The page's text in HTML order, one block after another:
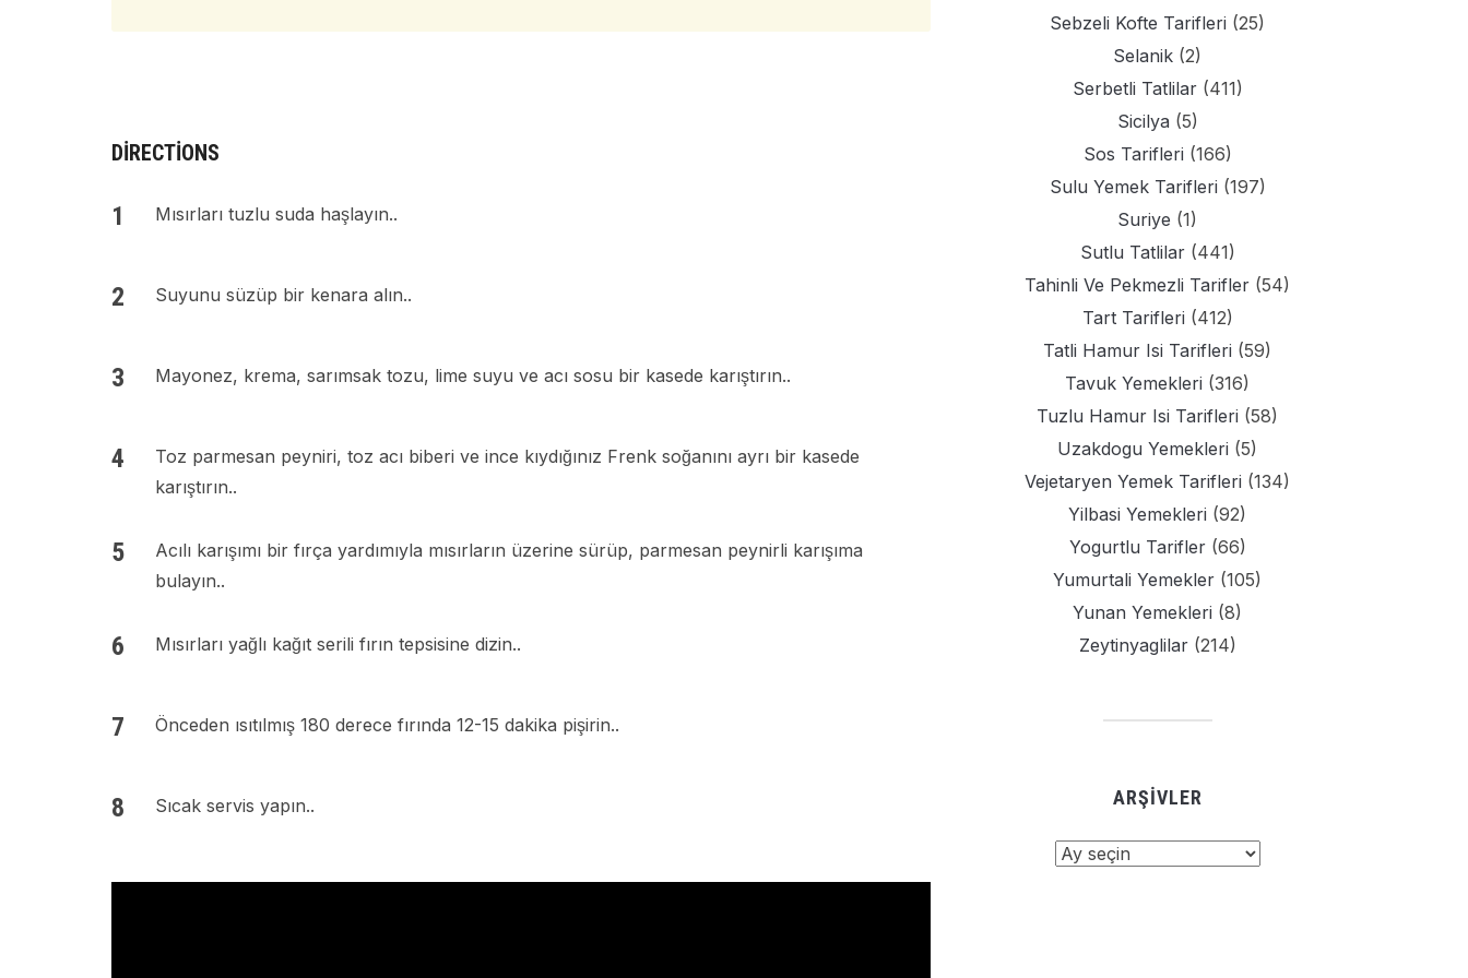
DIRECTIONS
Mısırları tuzlu suda haşlayın..
Suyunu süzüp bir kenara alın..
Mayonez, krema, sarımsak tozu, lime suyu ve acı sosu bir kasede karıştırın..
Toz parmesan peyniri, toz acı biberi ve ince kıydığınız Frenk soğanını ayrı bir kasede
karıştırın..
Acılı karışımı bir fırça yardımıyla mısırların üzerine sürüp, parmesan peynirli karışıma
bulayın..
Mısırları yağlı kağıt serili fırın tepsisine dizin..
Önceden ısıtılmış 180 derece fırında 12-15 dakika pişirin..
Sıcak servis yapın..
Sebzeli Kofte Tarifleri (25)
Selanik (2)
Serbetli Tatlilar(411)
Sicilya (5)
Sos Tarifleri (166)
Sulu Yemek Tarifleri (197)
Suriye (1)
Sutlu Tatlilar(441)
Tahinli Ve Pekmezli Tarifler (54)
Tart Tarifleri (412)
Tatli Hamur Isi Tarifleri (59)
Tavuk Yemekleri (316)
Tuzlu Hamur Isi Tarifleri (58)
Uzakdogu Yemekleri (5)
Vejetaryen Yemek Tarifleri (134)
Yilbasi Yemekleri (92)
Yogurtlu Tarifler(66)
Yumurtali Yemekler (105)
Yunan Yemekleri (8)
Zeytinyaglilar(214)
ARŞIVLER